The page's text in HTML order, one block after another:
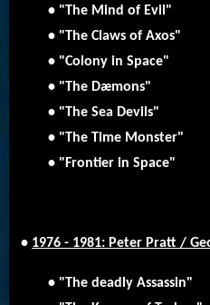
• "The Mind of Evil"
• "The Claws of Axos"
• "Colony in Space"
• "The Dæmons"
• "The Sea Devils"
• "The Time Monster"
• "Frontier in Space"
• 1976 - 1981: Peter Pratt /
• "The deadly Assassin"